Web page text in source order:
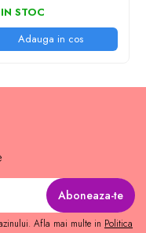
IN STOC
Adauga in cos
Afla mai multe in Politica